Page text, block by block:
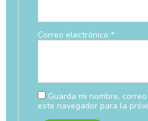
Correo electrónico *
Guarda mi nombre,
este navegador para la